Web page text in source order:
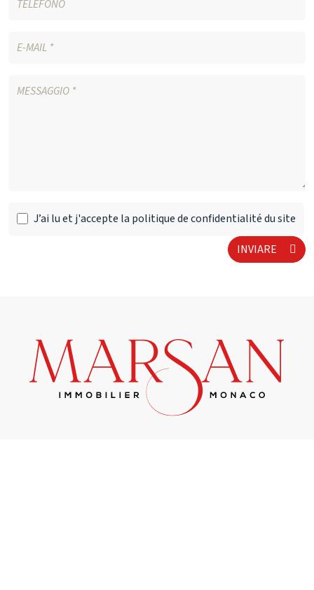
J’ai lu et j'accepte la politique de confidentialité du site
INVIARE